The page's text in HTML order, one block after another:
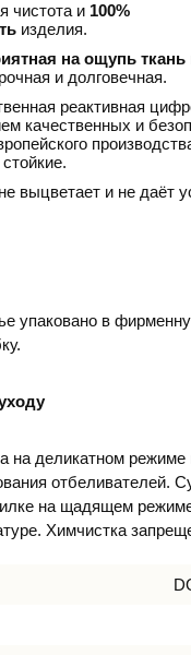
чистота и 100%
изделия.
на ощупь
и долговечная.
реактивная
качественных и
выцветает и не даёт
упаковано в
на деликатном режиме
отбеливателей.
на щадящем
Химчистка